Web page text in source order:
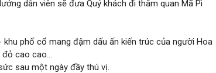
dẫn viên sẽ đưa Quý khách đi thăm quan Mã Pì
phố cổ mang đậm dấu ấn kiến trúc của người Hoa
cao cao...
sau một ngày đầy thú vị.